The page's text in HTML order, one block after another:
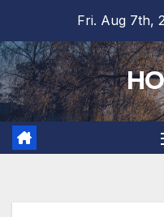
content
Fri. Aug 7th,